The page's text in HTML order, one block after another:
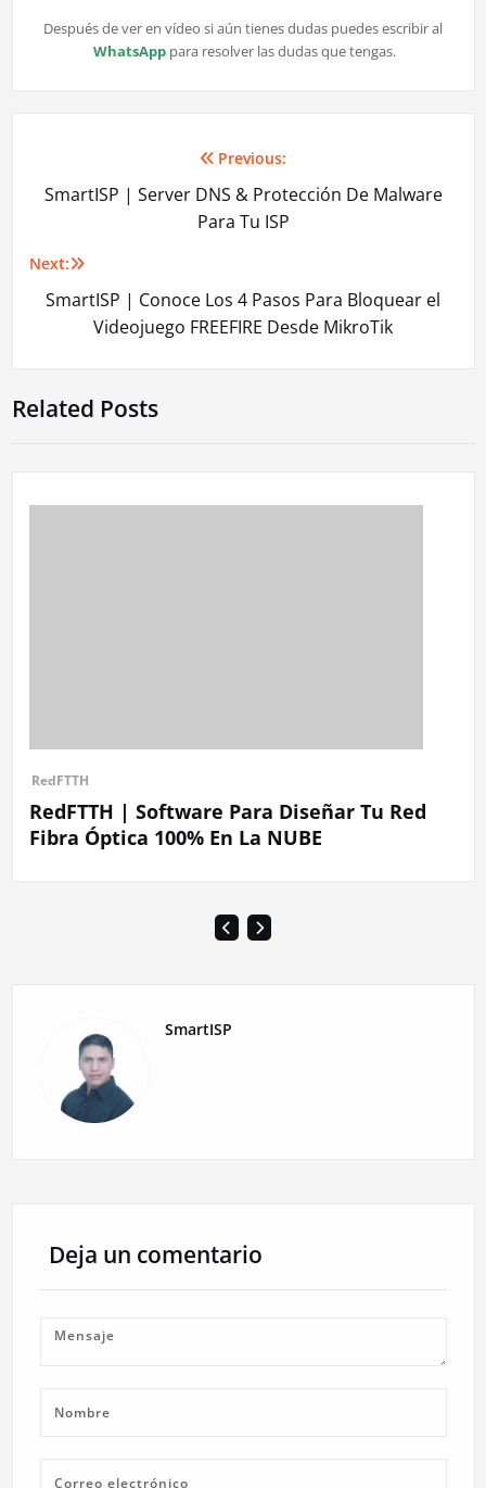
Después de ver en vídeo si aún tienes dudas puedes escribir al
WhatsApp para resolver las dudas que tengas.
de
entradas
Previous:
SmartISP | Server DNS & Protección De Malware
Para Tu ISP
Next:
SmartISP | Conoce Los 4 Pasos Para Bloquear el
Videojuego FREEFIRE Desde MikroTik
Related Posts
RedFTTH
RedFTTH | Software Para Diseñar Tu Red
Fibra Óptica 100% En La NUBE
SmartISP
Deja un comentario